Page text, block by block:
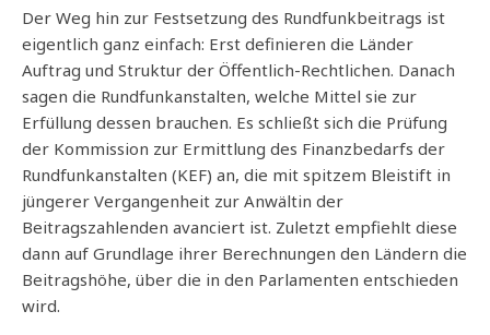
Der Weg hin zur Festsetzung des Rundfunkbeitrags ist
eigentlich ganz einfach: Erst definieren die Länder
Auftrag und Struktur der Öffentlich-Rechtlichen. Danach
sagen die Rundfunkanstalten, welche Mittel sie zur
Erfüllung dessen brauchen. Es schließt sich die Prüfung
der Kommission zur Ermittlung des Finanzbedarfs der
Rundfunkanstalten (KEF) an, die mit spitzem Bleistift in
jüngerer Vergangenheit zur Anwältin der
Beitragszahlenden avanciert ist. Zuletzt empfiehlt diese
dann auf Grundlage ihrer Berechnungen den Ländern die
Beitragshöhe, über die in den Parlamenten entschieden
wird.